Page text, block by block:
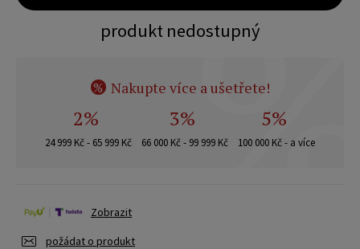
produkt nedostupný
% Nakupte více a ušetřete!
2%
24 999 Kč - 65 999 Kč
3%
66 000 Kč - 99 999 Kč
5%
100 000 Kč - a více
požádat o produkt
Zobrazit